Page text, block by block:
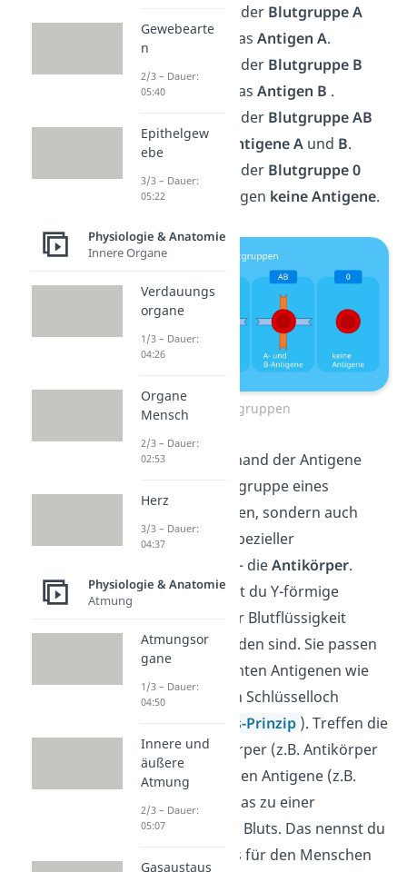
Menschen mit der Blutgruppe A
besitzen nur das Antigen A.
Menschen mit der Blutgruppe B
besitzen nur das Antigen B .
Menschen mit der Blutgruppe AB
besitzen die
Antigene A und B.
Menschen mit der Blutgruppe 0
besitzen hingegen keine Antigene.
Blutgruppen
Aber nicht nur anhand der Antigene
kannst du die Blutgruppe eines
Menschen erkennen, sondern auch
anhand anderer spezieller
Eiweißstrukturen – dieAntikörper.
Darunter verstehst du Y-förmige
Proteine, die in der Blutflüssigkeit
(Blutserum) zu finden sind. Sie passen
jeweils zu bestimmten Antigenen wie
ein Schlüssel in ein Schlüsselloch
Schlüssel-Schloss-Prinzip ). Treffen die
passenden Antikörper (z.B. Antikörper
A) auf die passenden Antigene (z.B.
Antigen A), führt das zu einer
Verklumpung des Bluts. Das nennst du
Agglutination, was für den Menschen
Gewebearte
n
2/3 – Dauer:
05:40
Epithelgew
ebe
3/3 – Dauer:
05:22
Physiologie & Anatomie
Innere Organe
Verdauungs
organe
1/3 – Dauer:
04:26
Organe
Mensch
2/3 – Dauer:
02:53
Herz
3/3 – Dauer:
04:37
Physiologie & Anatomie
Atmung
Atmungsor
gane
1/3 – Dauer:
04:50
Innere und
äußere
Atmung
2/3 – Dauer:
05:07
Gasaustaus